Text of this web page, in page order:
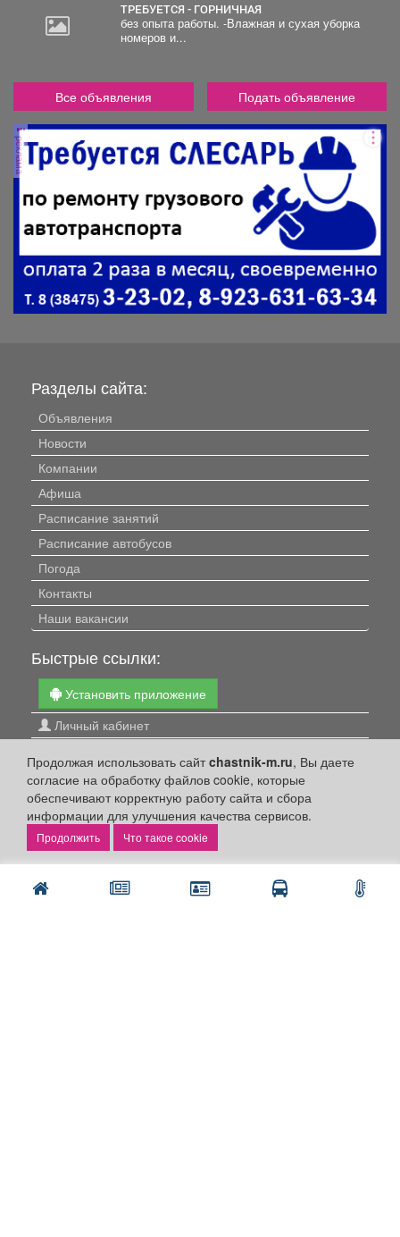
ТРЕБУЕТСЯ - ГОРНИЧНАЯ
без опыта работы. -Влажная и сухая уборка
номеров и...
Все объявления Подать объявление
реклама
Продолжая использовать сайтchastnik-m.ru, Вы даете
согласие на обработку файлов cookie, которые
обеспечивают корректную работу сайта и сбора
информации для улучшения качества сервисов.
Что такое cookie
Разделы сайта:
Объявления
Новости
Компании
Афиша
Расписание занятий
Расписание автобусов
Погода
Контакты
Наши вакансии
Быстрые ссылки:
Установить приложение
Личный кабинет
Подать объявление в газету
Поздравить
Скачать газету "Частник-М"
Рекламодателям:
Бизнес-кабинет